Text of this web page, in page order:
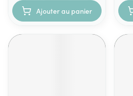
Ajouter au panier